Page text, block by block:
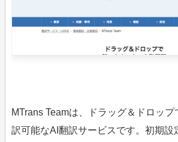
MTrans Teamは、ドラッグ＆ドロッ
訳可能なAI翻訳サービスです。初期設